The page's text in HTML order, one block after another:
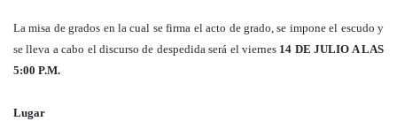
La misa de grados en la cual se firma el acto de grado, se impone el escudo y
se lleva a cabo el discurso de despedida será el viernes 14 DE JULIO A LAS
5:00 P.M.
Lugar